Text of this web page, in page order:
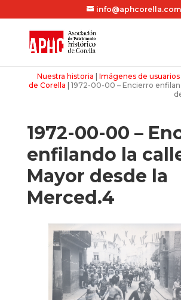
info@aphcorella.com
Nuestra historia |Imágenes de usuarios
de Corella |1972-00-00 – Encierro
1972-00-00 –
enfilando la
Mayor desde la
Merced.4